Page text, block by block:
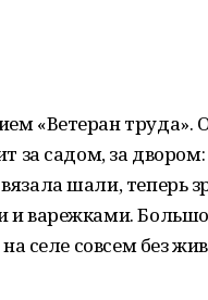
«Ветеран труда».
за садом, за
шали, теперь
и варежками.
селе совсем без